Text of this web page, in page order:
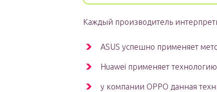
Каждый производитель
ASUS успешно применяет
Huawei применяет
у компании OPPO данная